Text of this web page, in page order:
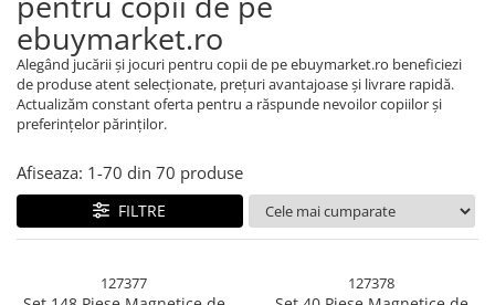
Diverse Casa
Incalzire si climatizare
Lumanari
Maturi, Perii, Mopuri si Galeti
Perne Voiaj, Paturi si Textile
Produse ingrijire incaltaminte
Radiatoare si Seminee electrice
Steaguri
Umidificatoare
ebuymarket.ro
Alegând jucării și jocuri pentru copii de pe ebuymarket.ro beneficiezi
de produse atent selecționate, prețuri avantajoase și livrare rapidă.
Actualizăm constant oferta pentru a răspunde nevoilor copiilor și
preferințelor părinților.
Afiseaza: 1-70 din 70 produse
FILTRE
127377 127378